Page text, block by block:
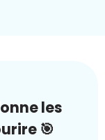
les
🎯